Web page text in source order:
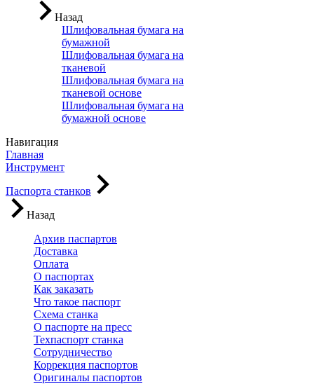
Назад
Шлифовальная бумага на
бумажной
Шлифовальная бумага на
тканевой
Шлифовальная бумага на
тканевой основе
Шлифовальная бумага на
бумажной основе
Навигация
Главная
Инструмент
Паспорта станков
Назад
Архив паспартов
Доставка
Оплата
О паспортах
Как заказать
Что такое паспорт
Схема станка
О паспорте на пресс
Техпаспорт станка
Сотрудничество
Коррекция паспортов
Оригиналы паспортов